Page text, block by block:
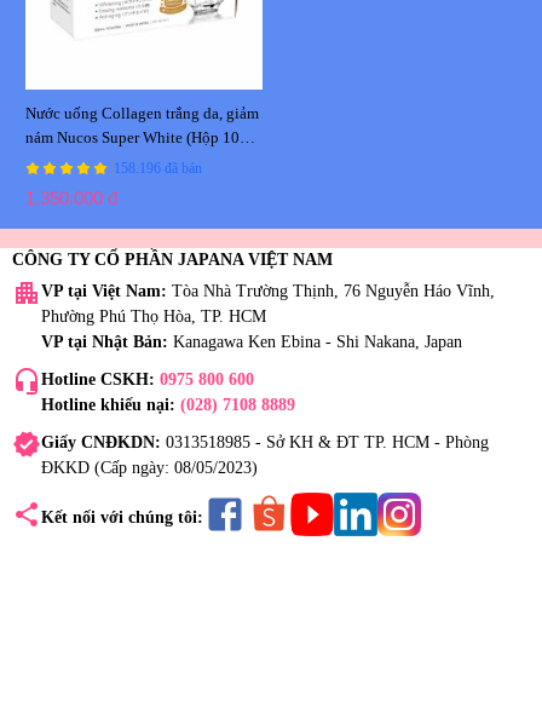
Nước uống Collagen trắng da, giảm
nám Nucos Super White (Hộp 10
chai x 50ml)
158.196 đã bán
1.350.000 đ
CÔNG TY CỔ PHẦN JAPANA VIỆT NAM
apartment VP tại Việt Nam: Tòa Nhà Trường Thịnh, 76 Nguyễn Háo Vĩnh,
Phường Phú Thọ Hòa, TP. HCM
VP tại Nhật Bản: Kanagawa Ken Ebina - Shi Nakana, Japan
headset_mic Hotline CSKH: 0975 800 600
Hotline khiếu nại: (028) 7108 8889
verifiedGiấy CNĐKDN: 0313518985 - Sở KH & ĐT TP. HCM - Phòng
ĐKKD (Cấp ngày: 08/05/2023)
share Kết nối với chúng tôi: